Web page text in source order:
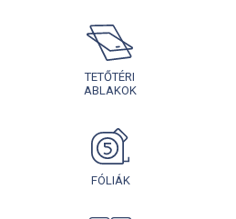
TETŐTÉRI
ABLAKOK
FÓLIÁK